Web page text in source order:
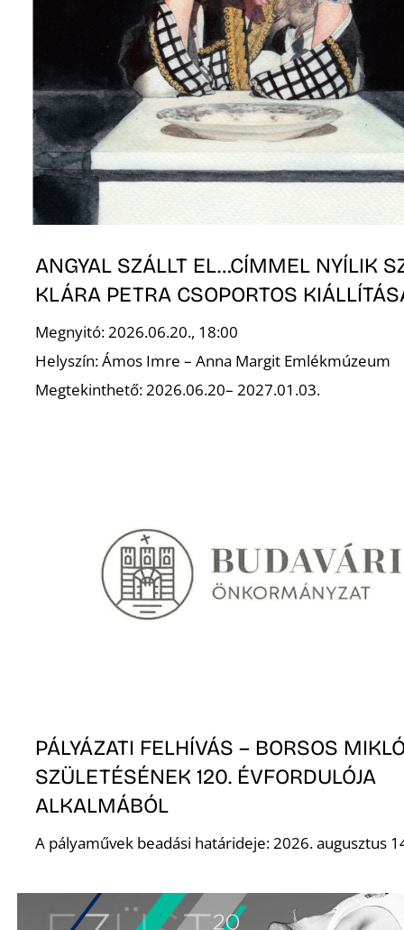
ANGYAL SZÁLLT EL…CÍMMEL NYÍLIK
KLÁRA PETRA CSOPORTOS
Megnyitó: 2026.06.20., 18:00
Helyszín: Ámos Imre – Anna Margit Emlékmúzeum
Megtekinthető: 2026.06.20– 2027.01.03.
PÁLYÁZATI FELHÍVÁS – BORSOS
SZÜLETÉSÉNEK 120. ÉVFORDULÓJA
ALKALMÁBÓL
A pályaművek beadási határideje: 2026. augusztus